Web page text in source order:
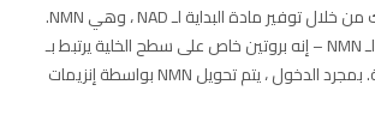
حيث يمكن القيام بذلك من خلال توفير مادة البداية لـ NAD ، وهي NMN.
طورت الخلايا مستقبلًا لـ NMN – إنه بروتين خاص على سطح الخلية يرتبط بـ
NMN وينقله إلى الخلية. بمجرد الدخول ، يتم تحويل NMN بواسطة إنزيمات